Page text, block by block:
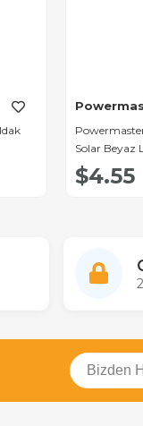
Solar Beyaz
$4.55